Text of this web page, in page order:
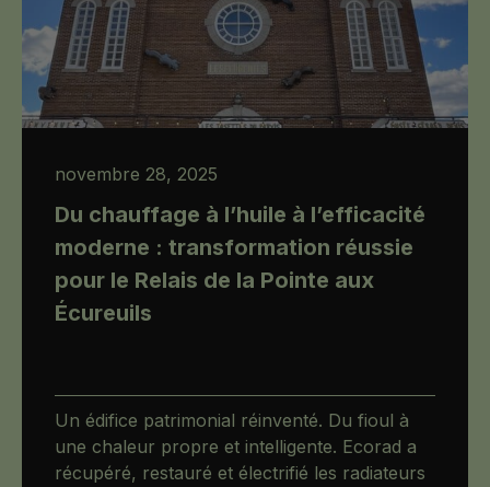
novembre 28, 2025
Du chauffage à l’huile à l’efficacité
moderne : transformation réussie
pour le Relais de la Pointe aux
Écureuils
Un édifice patrimonial réinventé. Du fioul à
une chaleur propre et intelligente. Ecorad a
récupéré, restauré et électrifié les radiateurs